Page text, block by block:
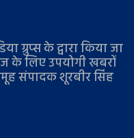
ग्रुप्स के द्वारा किया जा
के लिए उपयोगी खबरों
संपादक शूरबीर सिंह